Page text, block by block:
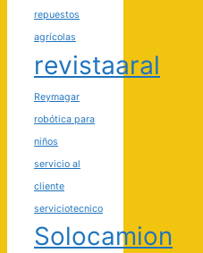
repuestos
agrícolas
revistaaral
Reymagar
robótica para
niños
servicio al
cliente
serviciotecnico
Solocamion